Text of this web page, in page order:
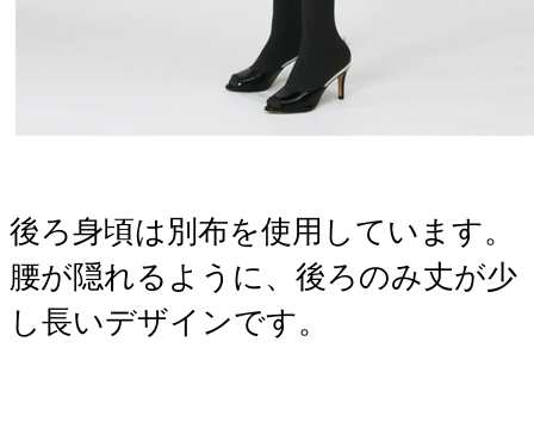
後ろ身頃は別布を使用しています。
腰が隠れるように、後ろのみ丈が少
し長いデザインです。